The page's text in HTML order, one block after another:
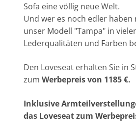
Sofa eine völlig neue Welt.
Und wer es noch edler haben
unser Modell "Tampa" in
Lederqualitäten und Farben
Den Loveseat erhalten Sie in
zum Werbepreisvon 1185 €.
Inklusive
das Loveseat zum